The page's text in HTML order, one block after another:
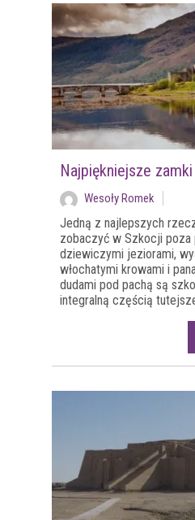
Najpiękniejsze
Wesoły Romek
Jedną z najlepszych
zobaczyć w Szkocji poza
dziewiczymi jeziorami,
włochatymi krowami i
dudami pod pachą są
integralną częścią